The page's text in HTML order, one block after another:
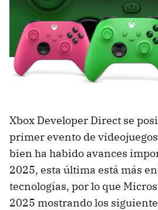
Xbox Developer Direct se
primer evento de
bien ha habido avances
2025, esta última está más
tecnologías, por lo que
2025 mostrando los